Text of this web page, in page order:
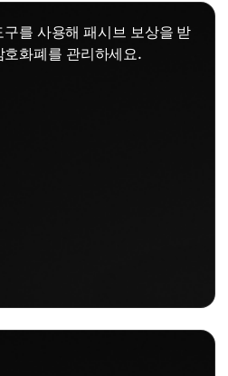
를 사용해 패시브 보상을 받
화폐를 관리하세요.